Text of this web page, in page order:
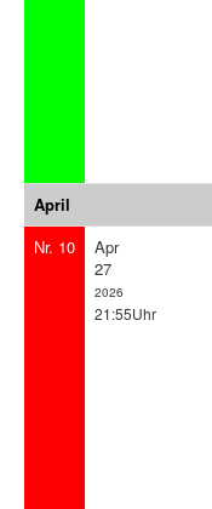
April
Nr. 10
Apr
27
2026
21:55Uhr